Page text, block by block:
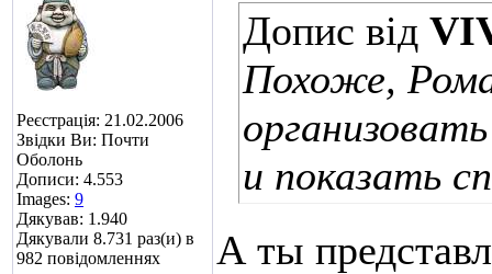
Реєстрація: 21.02.2006
Звідки Ви: Почти
Оболонь
Дописи: 4.553
Images: 9
Дякував: 1.940
Дякували 8.731 раз(и) в
982 повідомленнях
Допис від
Похоже,
и показать
А ты